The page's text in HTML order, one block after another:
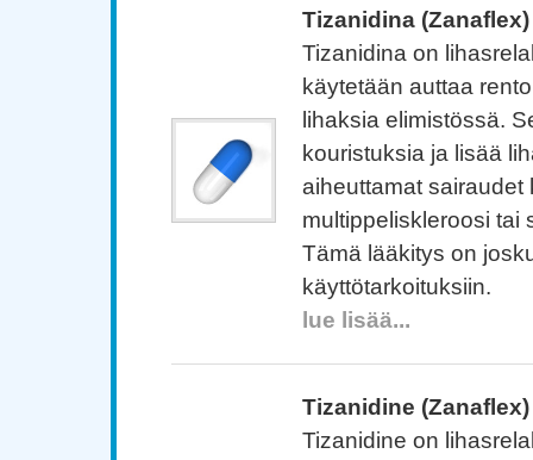
Tizanidina (Zanaflex)
Tizanidina on
käytetään auttaa
lihaksia elimistössä.
kouristuksia ja lisää
aiheuttamat sairaudet
multippeliskleroosi tai
Tämä lääkitys on
käyttötarkoituksiin.
lue lisää...
Tizanidine (Zanaflex)
Tizanidine on